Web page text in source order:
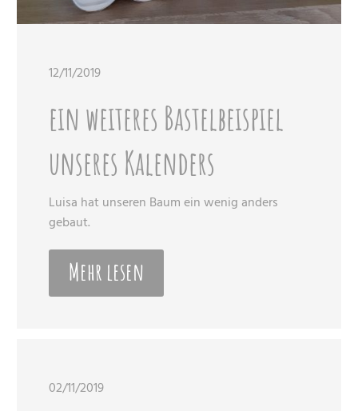
12/11/2019
ein weiteres Bastelbeispiel
unseres Kalenders
Luisa hat unseren Baum ein wenig anders
gebaut.
Mehr lesen
02/11/2019